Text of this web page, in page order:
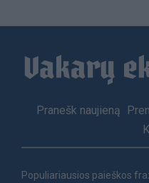
Footer
Pranešk naujieną
Populiariausios paieškos